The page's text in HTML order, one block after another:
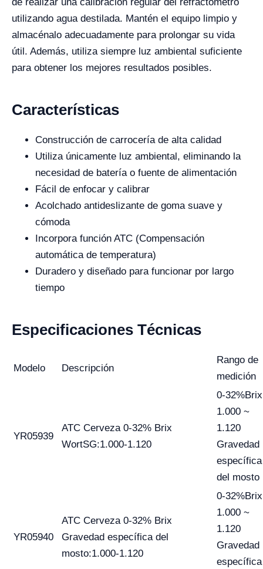
utilizando agua destilada. Mantén el equipo limpio y
almacénalo adecuadamente para prolongar su vida
útil. Además, utiliza siempre luz ambiental suficiente
para obtener los mejores resultados posibles.
Características
Construcción de carrocería de alta calidad
Utiliza únicamente luz ambiental, eliminando la
necesidad de batería o fuente de alimentación
Fácil de enfocar y calibrar
Acolchado antideslizante de goma suave y
cómoda
Incorpora función ATC (Compensación
automática de temperatura)
Duradero y diseñado para funcionar por largo
tiempo
Especificaciones Técnicas
Modelo Descripción
Rango de
medición
YR05939
ATC Cerveza 0-32% Brix
WortSG:1.000-1.120
0-32%Brix
1.000 ~
1.120
Gravedad
específica
del mosto
YR05940
ATC Cerveza 0-32% Brix
Gravedad específica del
mosto:1.000-1.120
0-32%Brix
1.000 ~
1.120
Gravedad
específica